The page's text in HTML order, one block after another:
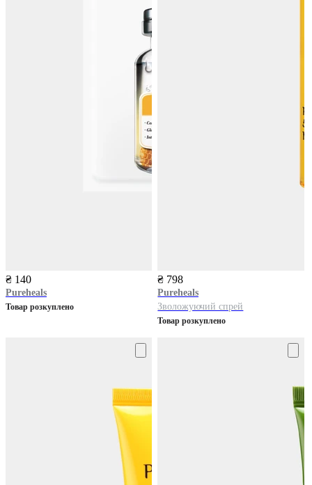
₴ 140
Pureheals
Товар розкуплено
₴ 798
Pureheals
Зволожуючий спрей
Товар розкуплено